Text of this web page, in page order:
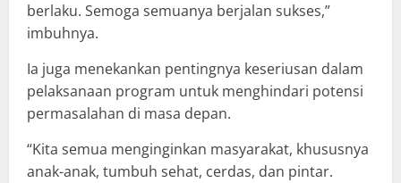
berlaku. Semoga semuanya berjalan sukses,”
imbuhnya.
Ia juga menekankan pentingnya keseriusan dalam
pelaksanaan program untuk menghindari potensi
permasalahan di masa depan.
“Kita semua menginginkan masyarakat, khususnya
anak-anak, tumbuh sehat, cerdas, dan pintar.